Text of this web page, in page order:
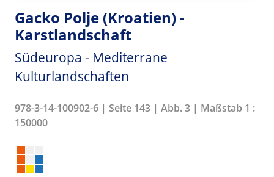
Gacko Polje (Kroatien) -
Karstlandschaft
Südeuropa - Mediterrane
Kulturlandschaften
978-3-14-100902-6 | Seite 143 | Abb. 3 | Maßstab 1 :
150000